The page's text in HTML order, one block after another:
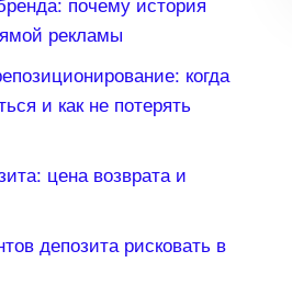
рекламы
когда
и как не потерять
цена возврата и
депозита рисковать